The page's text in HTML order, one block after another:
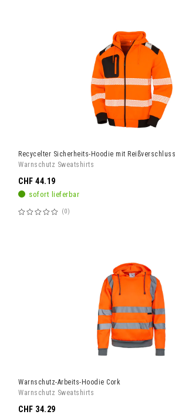
Recycelter Sicherheits-Hoodie mit Reißverschluss
Warnschutz Sweatshirts
sofort lieferbar
Bewertung:
0
CHF 44.19
Warnschutz-Arbeits-Hoodie Cork
Warnschutz Sweatshirts
CHF 34.29